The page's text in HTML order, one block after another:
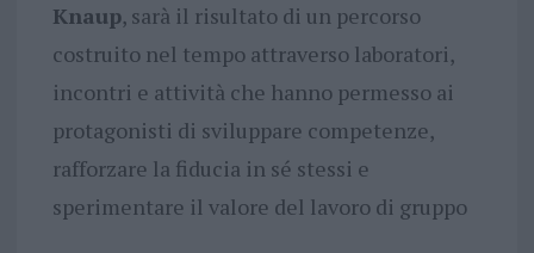
Knaup, sarà il risultato di un percorso
costruito nel tempo attraverso laboratori,
incontri e attività che hanno permesso ai
protagonisti di sviluppare competenze,
rafforzare la fiducia in sé stessi e
sperimentare il valore del lavoro di gruppo